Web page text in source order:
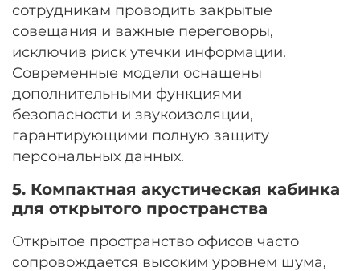
сотрудникам проводить закрытые
совещания и важные переговоры,
исключив риск утечки информации.
Современные модели оснащены
дополнительными функциями
безопасности и звукоизоляции,
гарантирующими полную защиту
персональных данных.
5. Компактная акустическая кабинка
для открытого пространства
Открытое пространство офисов часто
сопровождается высоким уровнем шума,